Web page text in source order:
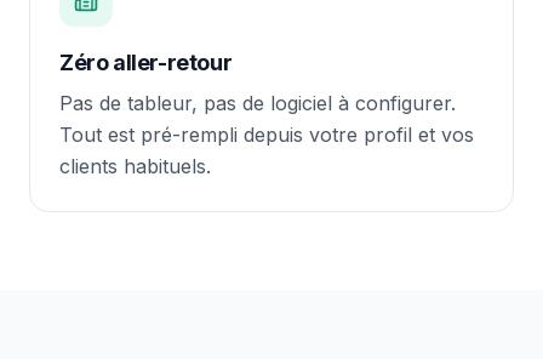
Zéro aller-retour
Pas de tableur, pas de logiciel à configurer.
Tout est pré-rempli depuis votre profil et vos
clients habituels.